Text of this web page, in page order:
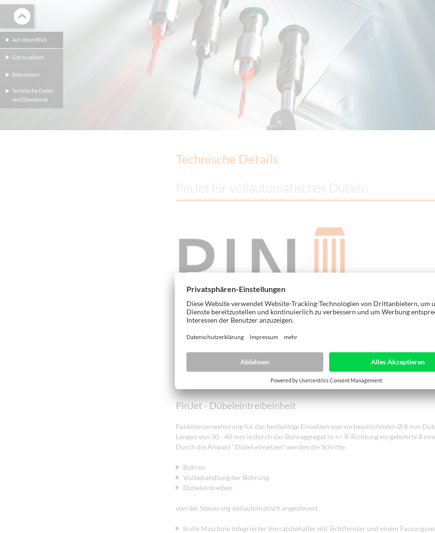
Technische Details
PinJet für vollautomatisches Dübeln
PinJet - Dübeleintreibeinheit
Funktionserweiterung für das beidseitige Einsetzen von vorbeschichteten Ø 8 mm
Längen von 30 - 40 mm in durch das Bohraggregat in +/- X-Richtung vorgebohrte 8
Durch die Anwahl "Dübel einsetzen“ werden die Schritte
Bohren
Vorbehandlung der Bohrung
Dübeleintreiben
von der Steuerung vollautomatisch angesteuert.
In die Maschine integrierter Vorratsbehälter mit Sichtfenster und einem
Auf einen Blick
Gut zu wissen
Referenzen
Technische Daten
und Downloads